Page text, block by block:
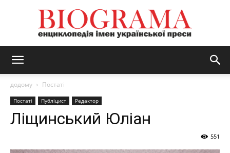
додому Постаті
Постаті Публіцист Редактор
Ліщинський Юліан
551